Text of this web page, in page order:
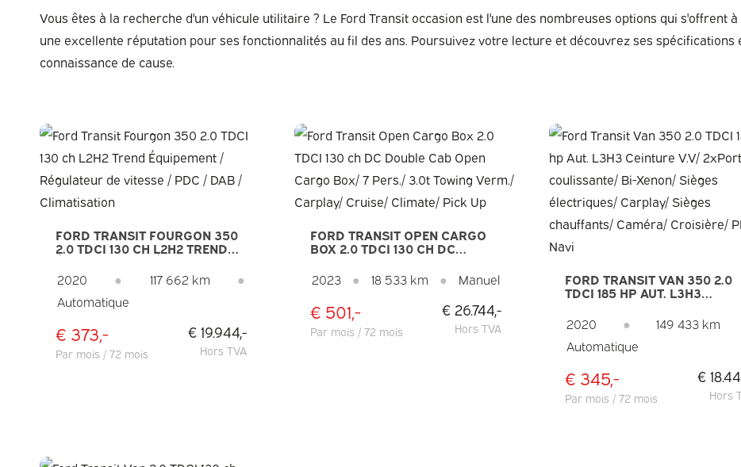
Vous êtes à la recherche d'un véhicule utilitaire ? Le Ford Transit occasion est l'une des nombreuses options qui s'offrent
une excellente réputation pour ses fonctionnalités au fil des ans. Poursuivez votre lecture et découvrez ses
connaissance de cause.
FORD TRANSIT FOURGON 350
2.0 TDCI 130 CH L2H2 TREND
ÉQUIPEMENT / RÉGULATEUR DE
VITESSE / PDC / DAB /
CLIMATISATION
2020 ● 117 662 km
●
Automatique
€ 373,-
Par mois / 72 mois
€ 19.944,-
Hors TVA
FORD TRANSIT OPEN CARGO
BOX 2.0 TDCI 130 CH DC
BOX/ 7 PERS./ 3.0T TOWING
VERM./ CARPLAY/ CRUISE/
2023 ● 18 533 km ● Manuel
€ 501,-
Par mois / 72 mois
€ 26.744,-
Hors TVA
FORD TRANSIT VAN 350 2.0
TDCI 185 HP AUT. L3H3
COULISSANTE/ BI-XENON/
SIÈGES ÉLECTRIQUES/
CARPLAY/ SIÈGES
CHAUFFANTS/ CAMÉRA/
CROISIÈRE/ PDC/ NAVI
2020 ● 149 433 km
Automatique
€ 345,-
Par mois / 72 mois
€
Hors